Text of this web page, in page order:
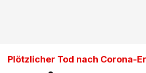
Plötzlicher Tod nach Corona-